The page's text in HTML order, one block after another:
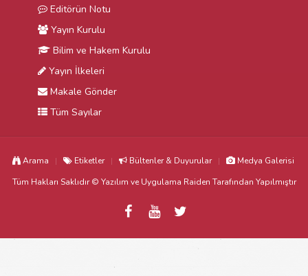
Editörün Notu
Yayın Kurulu
Bilim ve Hakem Kurulu
Yayın İlkeleri
Makale Gönder
Tüm Sayılar
Arama Etiketler Bültenler & Duyurular
Medya Galerisi
Tüm Hakları Saklıdır © Yazılım ve Uygulama Raiden Tarafından Yapılmıştır